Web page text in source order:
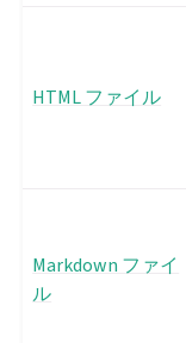
HTML ファイル
Markdown ファイ
ル